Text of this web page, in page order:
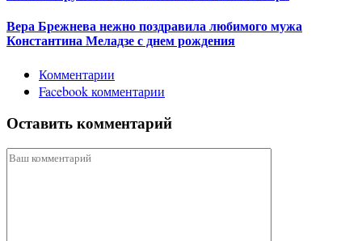
Вера Брежнева нежно поздравила любимого мужа
Константина Меладзе с днем рождения
Комментарии
Facebook комментарии
Оставить комментарий